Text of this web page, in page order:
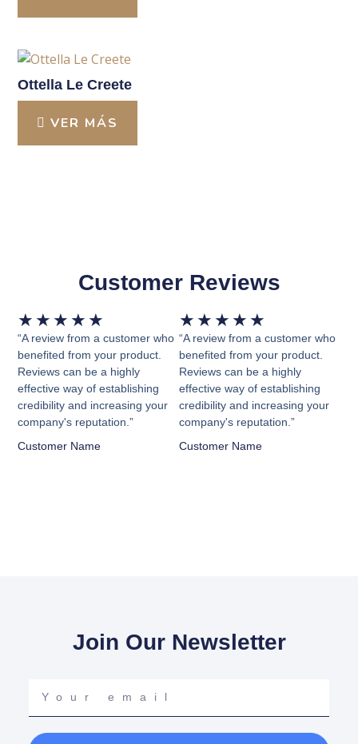
Ottella Le Creete
VER MÁS
Customer Reviews
★ ★ ★ ★ ★
con
5
de
5
“A review from a customer who
benefited from your product.
Reviews can be a highly
effective way of establishing
credibility and increasing your
company's reputation.”
Customer Name
★ ★ ★ ★ ★
con
5
de
5
“A review from a customer who
benefited from your product.
Reviews can be a highly
effective way of establishing
credibility and increasing your
company's reputation.”
Customer Name
Join Our Newsletter
email